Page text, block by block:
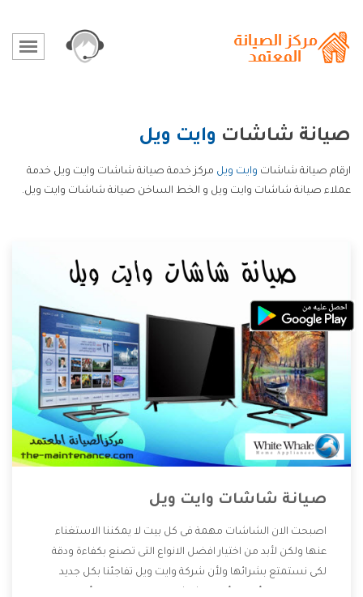
صيانة شاشات وايت ويل
ارقام صيانة شاشات وايت ويل مركز خدمة صيانة شاشات وايت ويل خدمة
عملاء صيانة شاشات وايت ويل و الخط الساخن صيانة شاشات وايت ويل.
صيانة شاشات وايت ويل
اصبحت الان الشاشات مهمة فى كل بيت لا يمكننا الاستغناء
عنها ولكن لأبد من اختيار افضل الانواع التى تصنع بكفاءة ودقة
لكى نستمتع بشرائها ولأن شركة وايت ويل تفاجئنا بكل جديد